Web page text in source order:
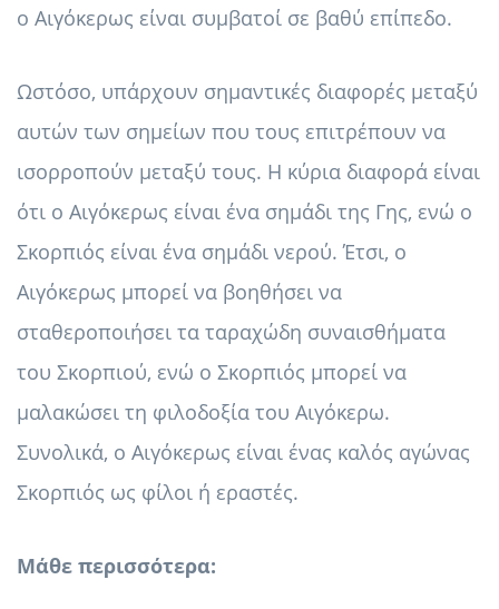
ο Αιγόκερως είναι συμβατοί σε βαθύ επίπεδο.
Ωστόσο, υπάρχουν σημαντικές διαφορές μεταξύ
αυτών των σημείων που τους επιτρέπουν να
ισορροπούν μεταξύ τους. Η κύρια διαφορά είναι
ότι ο Αιγόκερως είναι ένα σημάδι της Γης, ενώ ο
Σκορπιός είναι ένα σημάδι νερού. Έτσι, ο
Αιγόκερως μπορεί να βοηθήσει να
σταθεροποιήσει τα ταραχώδη συναισθήματα
του Σκορπιού, ενώ ο Σκορπιός μπορεί να
μαλακώσει τη φιλοδοξία του Αιγόκερω.
Συνολικά, ο Αιγόκερως είναι ένας καλός αγώνας
Σκορπιός ως φίλοι ή εραστές.
Μάθε περισσότερα: